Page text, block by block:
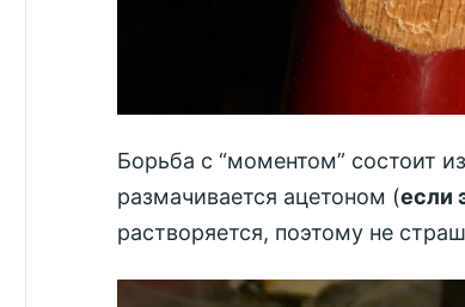
Борьба с “моментом” состоит
размачивается ацетоном (если
растворяется, поэтому не